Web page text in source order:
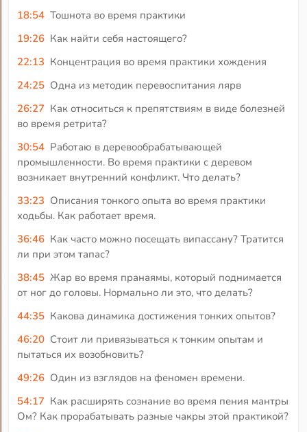
18:54 Тошнота во время практики
19:26 Как найти себя настоящего?
22:13 Концентрация во время практики хождения
24:25 Одна из методик перевоспитания лярв
26:27 Как относиться к препятствиям в виде болезней
во время ретрита?
30:54 Работаю в деревообрабатывающей
промышленности. Во время практики с деревом
возникает внутренний конфликт. Что делать?
33:23 Описания тонкого опыта во время практики
ходьбы. Как работает время.
36:46 Как часто можно посещать випассану? Тратится
ли при этом тапас?
38:45 Жар во время пранаямы, который поднимается
от ног до головы. Нормально ли это, что делать?
44:35 Какова динамика достижения тонких опытов?
46:20 Стоит ли привязываться к тонким опытам и
пытаться их возобновить?
49:26 Один из взглядов на феномен времени.
54:17 Как расширять сознание во время пения мантры
Ом? Как прорабатывать разные чакры этой практикой?